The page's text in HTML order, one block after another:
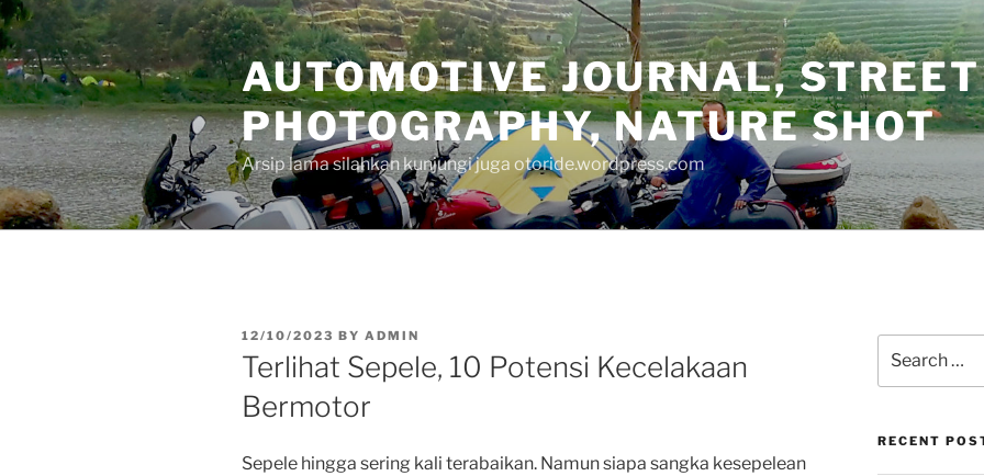
Skip
to
content
AUTOMOTIVE JOURNAL, STREET
PHOTOGRAPHY, NATURE SHOT
Arsip lama silahkan kunjungi juga otoride.wordpress.com
POSTED
ON
12/10/2023 BY ADMIN
Terlihat Sepele, 10 Potensi Kecelakaan
Bermotor
Sepele hingga sering kali terabaikan. Namun siapa sangka kesepelean
for:
RECENT